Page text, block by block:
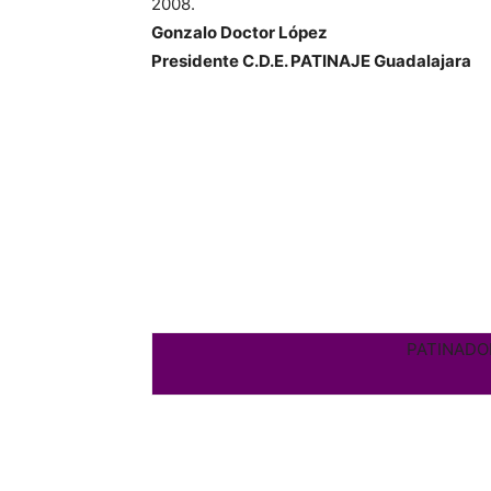
Gonzalo Doctor López
Presidente C.D.E. PATINAJE Guadalajara